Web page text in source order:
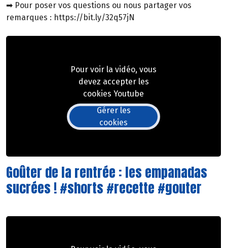
➡ Pour poser vos questions ou nous partager vos
remarques : https://bit.ly/32q57jN
Pour voir la vidéo, vous
devez accepter les
cookies Youtube
Gérer les
cookies
Goûter de la rentrée : les empanadas
sucrées ! #shorts #recette #gouter